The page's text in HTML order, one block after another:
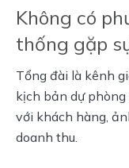
Không có
thống gặp
Tổng đài là kênh
kịch bản dự
với khách hàng,
doanh thu.